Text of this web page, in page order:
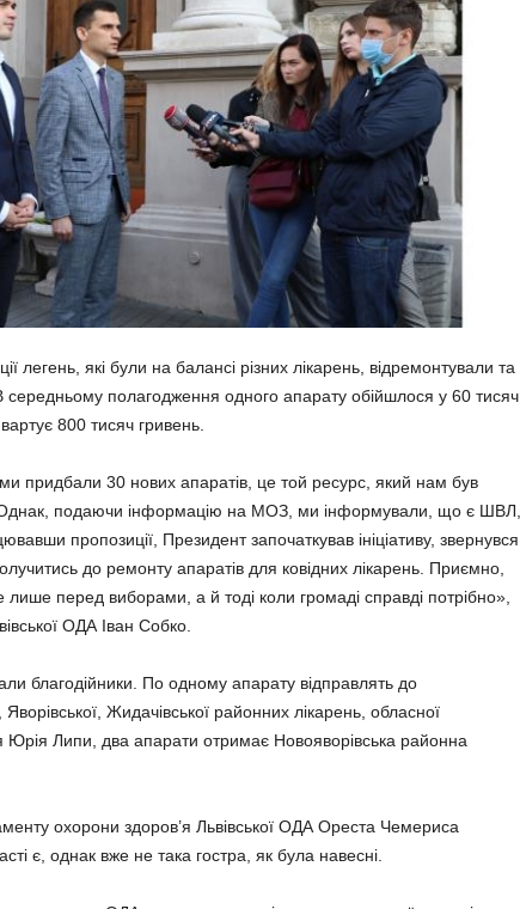
легень, які були на балансі різних лікарень, відремонтували та
середньому полагодження одного апарату обійшлося у 60 тисяч
800 тисяч гривень.
придбали 30 нових апаратів, це той ресурс, який нам був
Однак, подаючи інформацію на МОЗ, ми інформували, що є ШВЛ,
пропозиції, Президент започаткував ініціативу, звернувся
до ремонту апаратів для ковідних лікарень. Приємно,
лише перед виборами, а й тоді коли громаді справді потрібно»,
ОДА Іван Собко.
благодійники. По одному апарату відправлять до
Яворівської, Жидачівської районних лікарень, обласної
Юрія Липи, два апарати отримає Новояворівська районна
охорони здоров’я Львівської ОДА Ореста Чемериса
є, однак вже не така гостра, як була навесні.